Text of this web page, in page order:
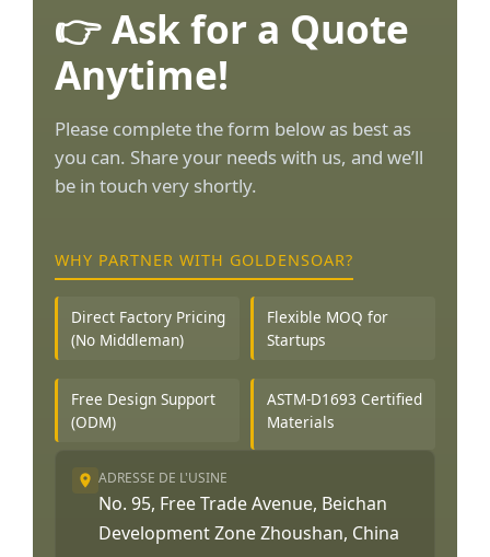
👉 Ask for a Quote
Anytime!
Please complete the form below as best as
you can. Share your needs with us, and we’ll
be in touch very shortly.
WHY PARTNER WITH GOLDENSOAR?
Direct Factory Pricing
(No Middleman)
Flexible MOQ for
Startups
Free Design Support
(ODM)
ASTM-D1693 Certified
Materials
ADRESSE DE L'USINE
No. 95, Free Trade Avenue, Beichan
Development Zone Zhoushan, China